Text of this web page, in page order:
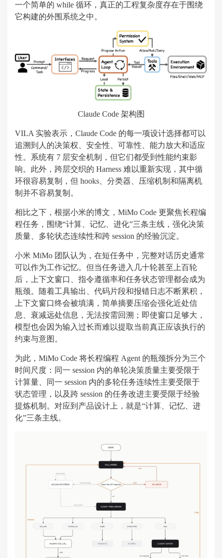
一个简单的 while 循环，真正的工程复杂度存在于围绕
它构建的外围系统之中。
Claude Code 架构图
VILA 实验表示，Claude Code 的每一项设计选择都可以
追溯到人的决策权、安全性、可靠性、能力放大和适应
性。系统有 7 层安全机制，但它们都受到性能约束影
响。此外，跨层交织的 Harness 难以重新实现，其中循
环很容易复制，但 hooks、分类器、压缩机制和隔离机
制并不容易复制。
相比之下，根据小米的博文，MiMo Code 更聚焦长程编
程任务，围绕“计算、记忆、进化”三条主线，强化决策
质量、多轮状态连续性和跨 session 的经验沉淀。
小米 MiMo 团队认为，在短任务中，完整对话历史通常
可以作为工作记忆。但当任务进入几十轮甚至上百轮
后，上下文窗口、指令遵循率和任务状态管理都会成为
瓶颈。随着工具输出、代码片段和报错日志不断累积，
上下文窗口终会被填满，简单摘要压缩会强化近处信
息、衰减远处信息，无法按需回溯；即使窗口足够大，
模型也会因为输入过长而难以提取当前真正应该执行的
约束与意图。
为此，MiMo Code 将长程编程 Agent 的瓶颈拆分为三个
时间尺度：同一 session 内的单轮决策质量主要受限于
计算量、同一 session 内的多轮任务连续性主要受限于
状态管理，以及跨 session 的任务改进主要受限于经验
提炼机制。对应到产品设计上，就是“计算、记忆、进
化”三条主线。